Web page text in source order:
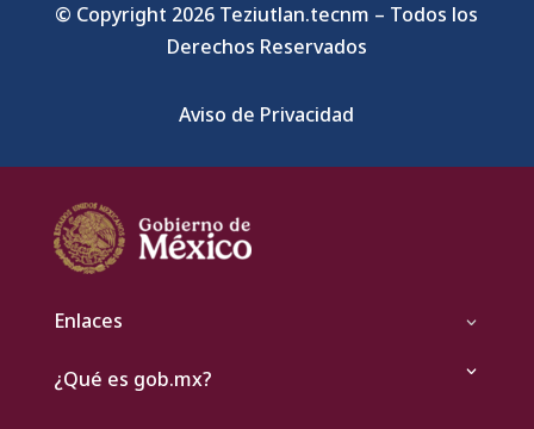
© Copyright 2026 Teziutlan.tecnm – Todos los
Derechos Reservados
Aviso de Privacidad
Enlaces
¿Qué es gob.mx?